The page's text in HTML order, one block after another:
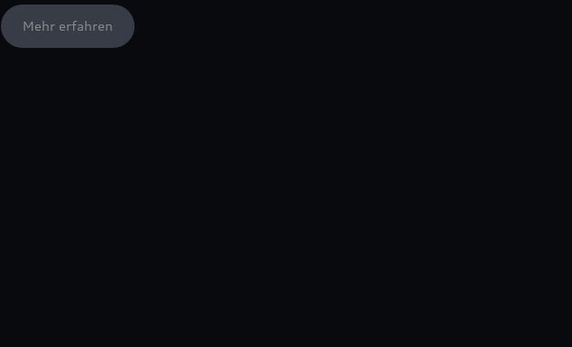
Mehr erfahren